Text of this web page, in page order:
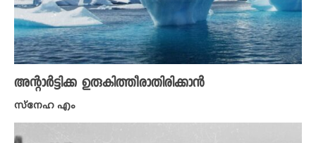
അന്റാർട്ടിക്ക ഉരുകിത്തീരാതിരിക്കാൻ
സ്നേഹ എം